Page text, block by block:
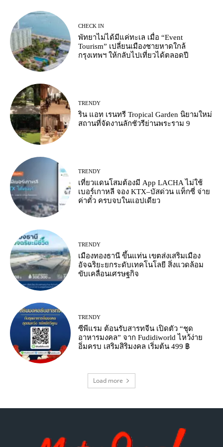
CHECK IN
พัทยาไม่ได้มีแค่ทะเล เมื่อ “Event
Tourism” เปลี่ยนเมืองชายหาดใกล้
กรุงเทพฯ ให้กลับไปเที่ยวได้ตลอดปี
TRENDY
ริน แอท เรนทรี Tropical Garden นิยามใหม่
สถานที่จัดงานลักชัวรีย่านพระราม 9
TRENDY
เที่ยวแดนโสมต้องมี App LACHA ไม่ใช้
เบอร์เกาหลี จอง KTX–บัสด่วน แท็กซี่ จ่าย
ค่าตั๋ว ครบจบในแอปเดียว
TRENDY
เมืองทองธานี ขึ้นแท่น เขตส่งเสริมเมือง
อัจฉริยะยกระดับเทคโนโลยี สิ่งแวดล้อม
ขับเคลื่อนเศรษฐกิจ
TRENDY
ซีพีแรม ต้อนรับสารทจีน เปิดตัว “ชุด
อาหารมงคล” จาก Fudidiworld ไหว้ง่าย
อิ่มครบ เสริมสิริมงคล เริ่มต้น 499 ฿
Load more